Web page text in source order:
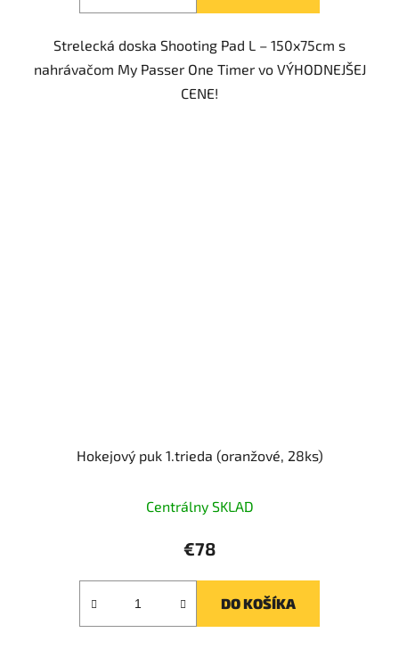
Strelecká doska Shooting Pad L – 150x75cm s
nahrávačom My Passer One Timer vo VÝHODNEJŠEJ
CENE!
Hokejový puk 1.trieda (oranžové, 28ks)
Centrálny SKLAD
€78
DO KOŠÍKA